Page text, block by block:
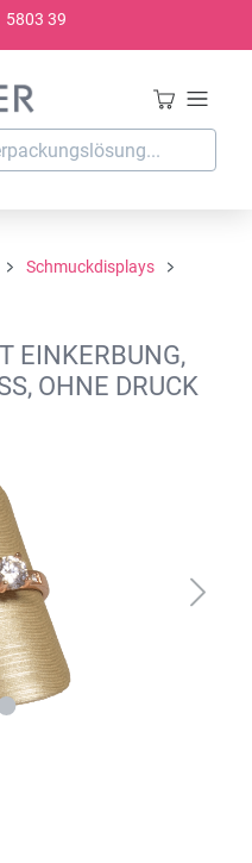
5803 39
Schmuckdisplays
EINKERBUNG,
OHNE DRUCK